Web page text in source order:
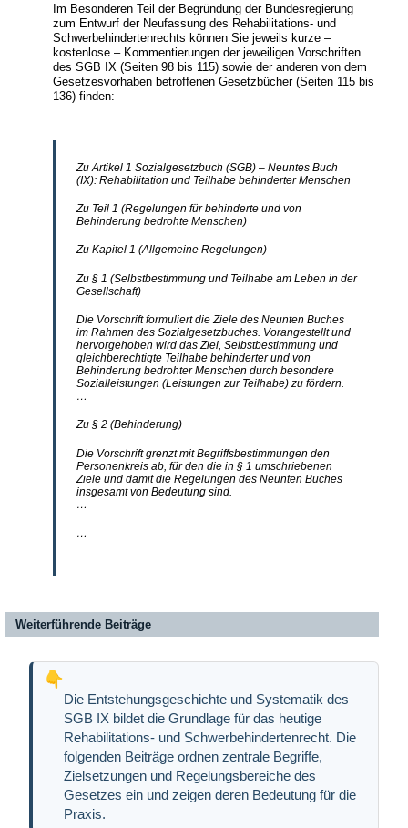
Im Besonderen Teil der Begründung der Bundesregierung
zum Entwurf der Neufassung des Rehabilitations- und
Schwerbehindertenrechts können Sie jeweils kurze –
kostenlose – Kommentierungen der jeweiligen Vorschriften
des SGB IX (Seiten 98 bis 115) sowie der anderen von dem
Gesetzesvorhaben betroffenen Gesetzbücher (Seiten 115 bis
136) finden:
Zu Artikel 1 Sozialgesetzbuch (SGB) – Neuntes Buch
(IX): Rehabilitation und Teilhabe behinderter Menschen
Zu Teil 1 (Regelungen für behinderte und von
Behinderung bedrohte Menschen)
Zu Kapitel 1 (Allgemeine Regelungen)
Zu § 1 (Selbstbestimmung und Teilhabe am Leben in der
Gesellschaft)
Die Vorschrift formuliert die Ziele des Neunten Buches
im Rahmen des Sozialgesetzbuches. Vorangestellt und
hervorgehoben wird das Ziel, Selbstbestimmung und
gleichberechtigte Teilhabe behinderter und von
Behinderung bedrohter Menschen durch besondere
Sozialleistungen (Leistungen zur Teilhabe) zu fördern.
…
Zu § 2 (Behinderung)
Die Vorschrift grenzt mit Begriffsbestimmungen den
Personenkreis ab, für den die in § 1 umschriebenen
Ziele und damit die Regelungen des Neunten Buches
insgesamt von Bedeutung sind.
…
…
Weiterführende Beiträge
Die Entstehungsgeschichte und Systematik des
SGB IX bildet die Grundlage für das heutige
Rehabilitations- und Schwerbehindertenrecht. Die
folgenden Beiträge ordnen zentrale Begriffe,
Zielsetzungen und Regelungsbereiche des
Gesetzes ein und zeigen deren Bedeutung für die
Praxis.